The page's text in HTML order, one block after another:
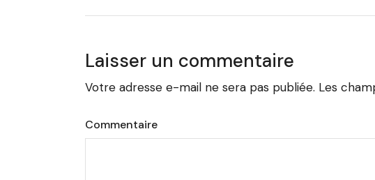
Laisser un commentaire
Votre adresse e-mail ne sera pas publiée. Les
Commentaire